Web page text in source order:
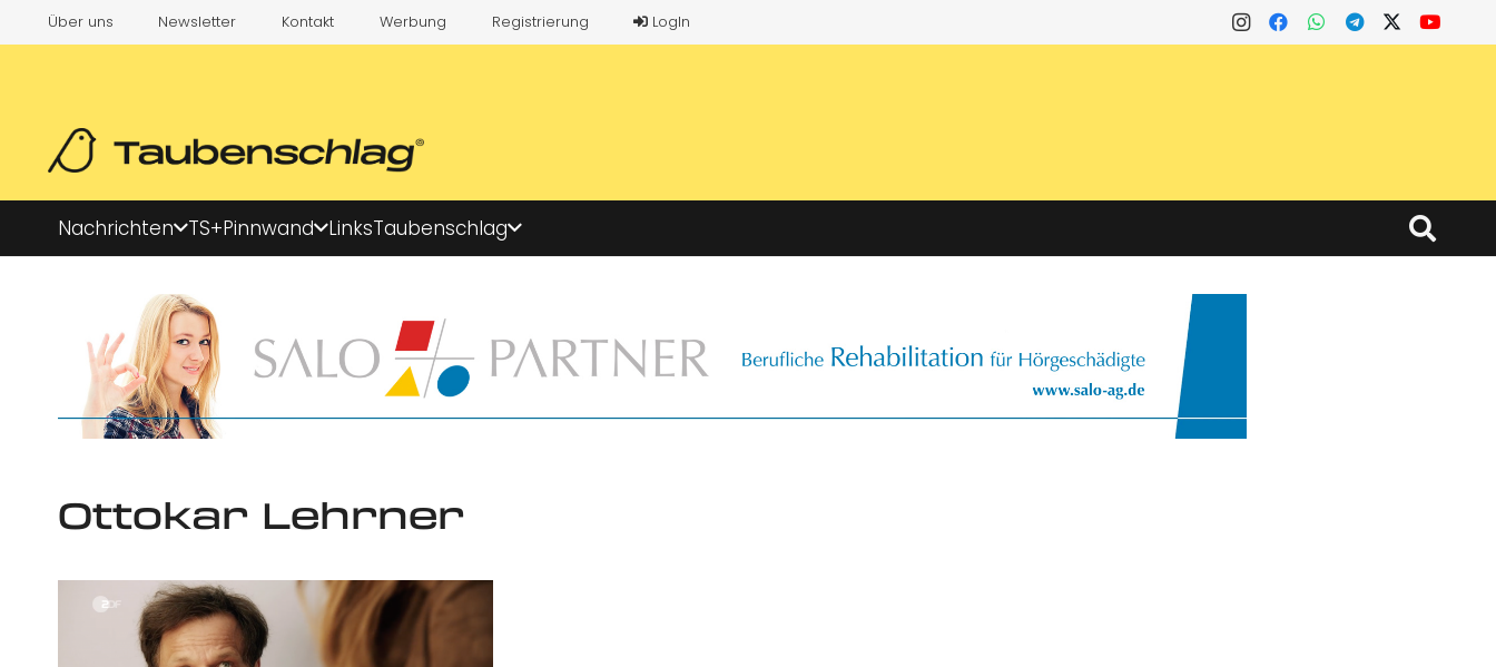
Über uns Newsletter Kontakt Werbung Registrierung LogIn
Nachrichten TS+Pinnwand LinksTaubenschlag
Ottokar Lehrner